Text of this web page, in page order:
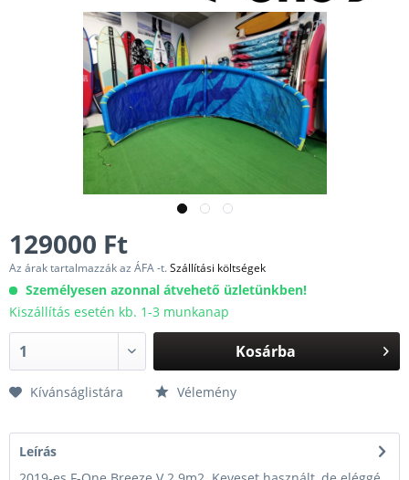
129000 Ft
Az árak tartalmazzák az ÁFA -t.Szállítási költségek
Személyesen azonnal átvehető üzletünkben!
Kiszállítás esetén kb. 1-3 munkanap
Kosárba
Kívánságlistára Vélemény
Leírás